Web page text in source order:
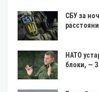
СБУ за
НАТО
блоки, —